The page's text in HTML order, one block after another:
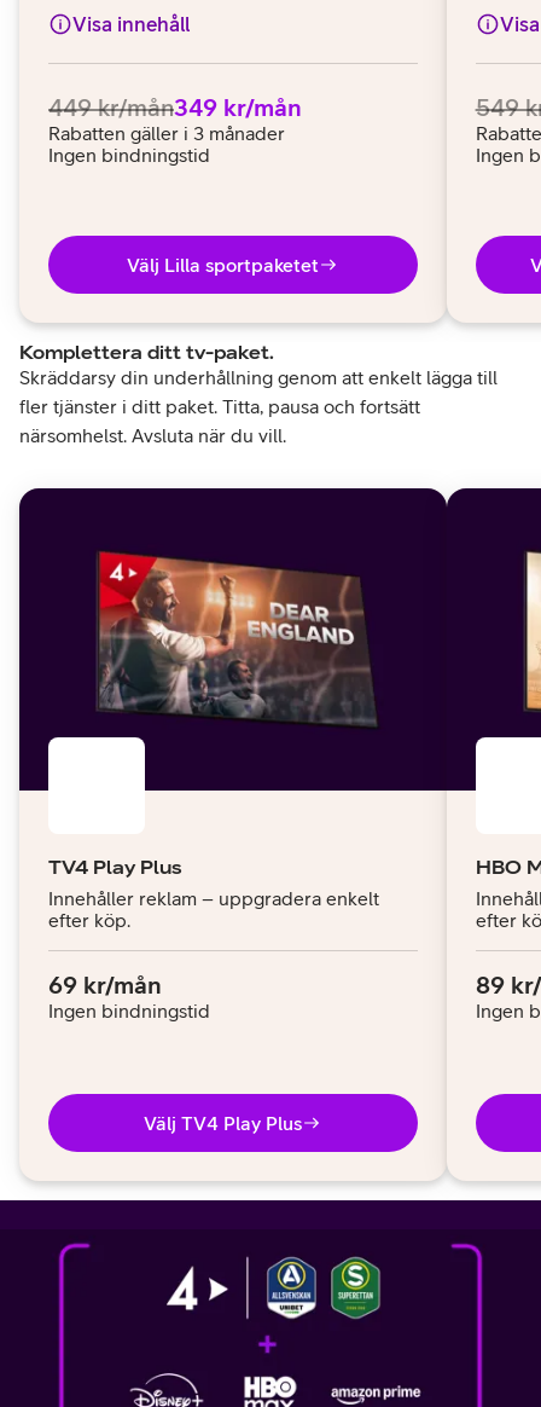
Visa innehåll
Ordinarie pris:
449 kr/mån.Pris:
349 kr/mån
Rabatten gäller i 3 månader
Ingen bindningstid
Välj Lilla sportpaketet
549
Ingen
Komplettera ditt tv-paket.
Skräddarsy din underhållning genom att enkelt lägga till
fler tjänster i ditt paket. Titta, pausa och fortsätt
närsomhelst. Avsluta när du vill.
TV4 Play Plus
Innehåller reklam – uppgradera enkelt
efter köp.
Pris:
69 kr/mån
Ingen bindningstid
Välj TV4 Play Plus
HBO
efter
Pris:
89
Ingen